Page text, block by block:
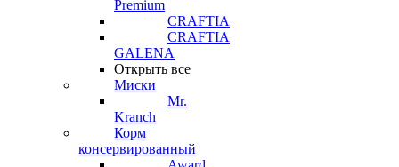
Premium
CRAFTIA
CRAFTIA
GALENA
Открыть все
Миски
Mr.
Kranch
Корм
консервированный